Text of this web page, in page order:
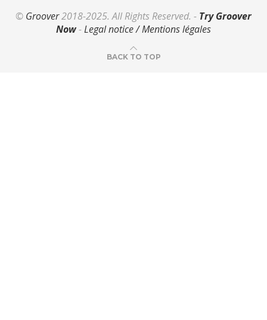
© Groover2018-2025. All Rights Reserved. - Try Groover
Now-Legal notice / Mentions légales
BACK TO TOP